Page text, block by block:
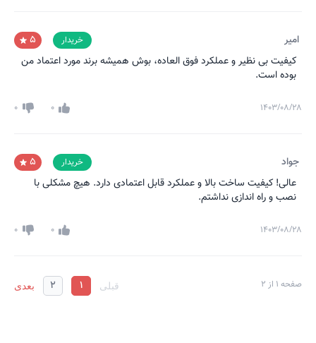
امیر خریدار
5
کیفیت بی نظیر و عملکرد فوق العاده، بوش همیشه برند مورد اعتماد من
بوده است.
۱۴۰۳/۰۸/۲۸ 0
0
جواد خریدار
5
عالی! کیفیت ساخت بالا و عملکرد قابل اعتمادی دارد. هیچ مشکلی با
نصب و راه اندازی نداشتم.
۱۴۰۳/۰۸/۲۸ 0
0
صفحه 1 از 2 قبلی 1
2 بعدی